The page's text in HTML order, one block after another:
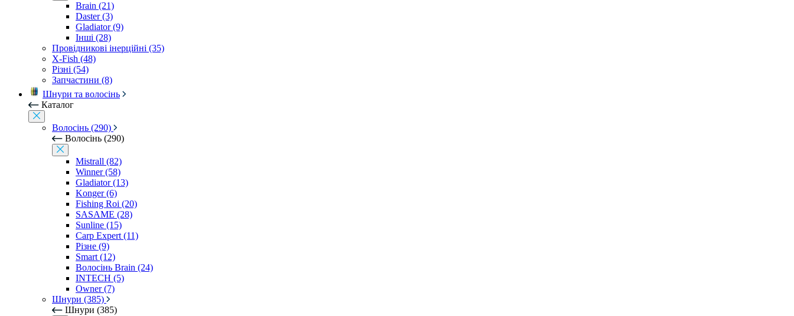
Brain (21)
Daster (3)
Gladiator (9)
Інші (28)
Провідникові інерційні (35)
X-Fish (48)
Різні (54)
Запчастини (8)
Шнури та волосінь
Каталог
Волосінь (290)
Волосінь (290)
Mistrall (82)
Winner (58)
Gladiator (13)
Konger (6)
Fishing Roi (20)
SASAME (28)
Sunline (15)
Carp Expert (11)
Різне (9)
Smart (12)
Волосінь Brain (24)
INTECH (5)
Owner (7)
Шнури (385)
Шнури (385)